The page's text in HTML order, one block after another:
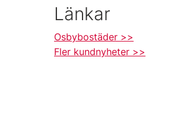
Länkar
Osbybostäder >>
Fler kundnyheter >>